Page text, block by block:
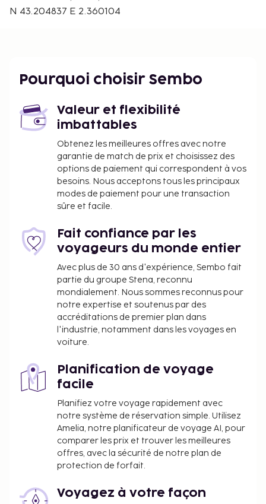
sont :
Un parking gratuit est disponible dans l'enceinte de
Vous devrez payer les frais suivants à
l’hébergement. Ces frais peuvent comprendre les
taxes applicables :
Taxe prélevée par la ville : 4.81 EUR par
hébergement et par nuit. Cette taxe ne
s'applique pas aux enfants de moins de 18 ans.
l'hébergement nous a fait part.
Conformément aux réglementations
nationales, les transactions en espèces
effectuées dans cet hébergement ne peuvent
pas dépasser 1000 EUR. Pour plus
d'informations, veuillez contacter
l'hébergement aux coordonnées figurant dans
la confirmation de réservation.
N 43.204837 E 2.360104
Pourquoi choisir Sembo
Valeur et flexibilité
imbattables
Obtenez les meilleures offres avec notre
garantie de match de prix et choisissez des
options de paiement qui correspondent à vos
besoins. Nous acceptons tous les principaux
modes de paiement pour une transaction
sûre et facile.
Fait confiance par les
voyageurs du monde entier
Avec plus de 30 ans d'expérience, Sembo fait
partie du groupe Stena, reconnu
mondialement. Nous sommes reconnus pour
notre expertise et soutenus par des
accréditations de premier plan dans
l'industrie, notamment dans les voyages en
voiture.
Planification de voyage
facile
Planifiez votre voyage rapidement avec
notre système de réservation simple. Utilisez
Amelia, notre planificateur de voyage AI, pour
comparer les prix et trouver les meilleures
offres, avec la sécurité de notre plan de
protection de forfait.
Voyagez à votre façon